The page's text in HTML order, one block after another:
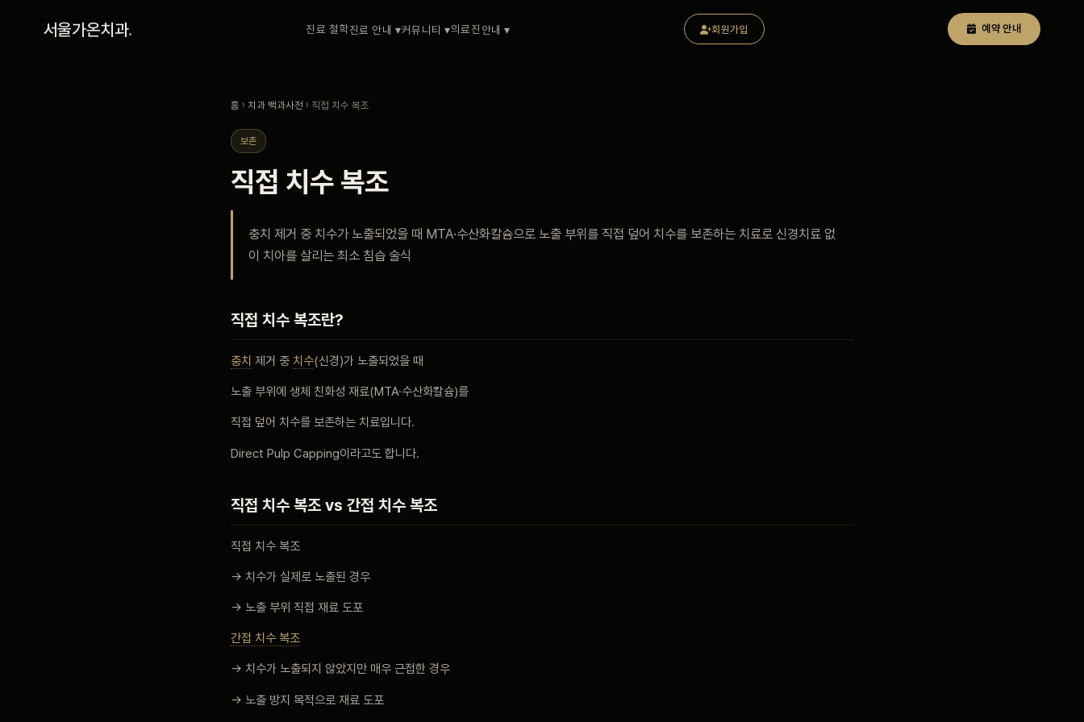
서울가온치과. 진료 철학진료 안내 ▾커뮤니티 ▾의료진 안내 ▾ 회원가입 예약 안내
비포 애프터
치과 백과사전
자주 묻는 질문
회원가입 / 로그인
홈 › 치과 백과사전 › 직접 치수 복조
보존
직접 치수 복조
충치 제거 중 치수가 노출되었을 때 MTA·수산화칼슘으로 노출 부위를 직접 덮어 치수를 보존하는 치료로 신경치료 없
이 치아를 살리는 최소 침습 술식
직접 치수 복조란?
충치 제거 중 치수(신경)가 노출되었을 때
노출 부위에 생체 친화성 재료(MTA·수산화칼슘)를
직접 덮어 치수를 보존하는 치료입니다.
Direct Pulp Capping이라고도 합니다.
직접 치수 복조 vs 간접 치수 복조
직접 치수 복조
→ 치수가 실제로 노출된 경우
→ 노출 부위 직접 재료 도포
간접 치수 복조
→ 치수가 노출되지 않았지만 매우 근접한 경우
→ 노출 방지 목적으로 재료 도포